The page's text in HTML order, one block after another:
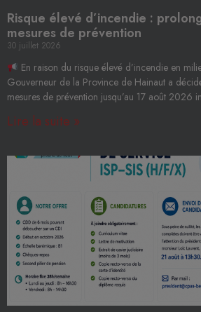
Risque élevé d’incendie :
mesures de prévention
30 juillet 2026
En raison du risque élevé d’incendie en
Gouverneur de la Province de Hainaut a
mesures de prévention jusqu’au 17 août 2026
Lire la suite »